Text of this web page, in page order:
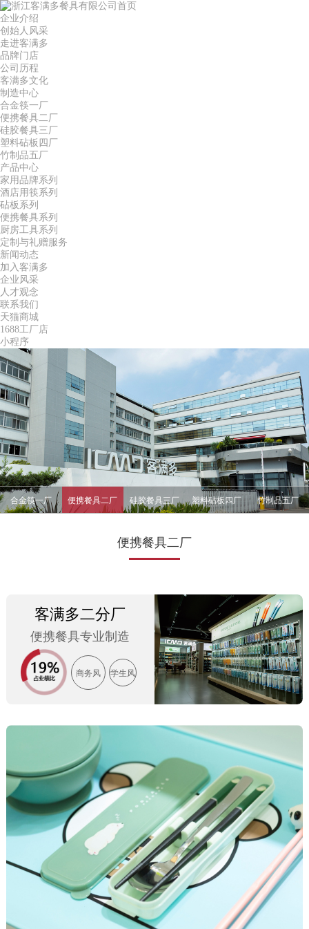
首页
企业介绍
创始人风采
走进客满多
品牌门店
公司历程
客满多文化
制造中心
合金筷一厂
便携餐具二厂
硅胶餐具三厂
塑料砧板四厂
竹制品五厂
产品中心
家用品牌系列
酒店用筷系列
砧板系列
便携餐具系列
厨房工具系列
定制与礼赠服务
新闻动态
加入客满多
企业风采
人才观念
联系我们
天猫商城
1688工厂店
小程序
合金筷一厂 便携餐具二厂 硅胶餐具三厂 塑料砧板四厂 竹制品五厂
便携餐具二厂
客满多二分厂
便携餐具专业制造
商务风 学生风